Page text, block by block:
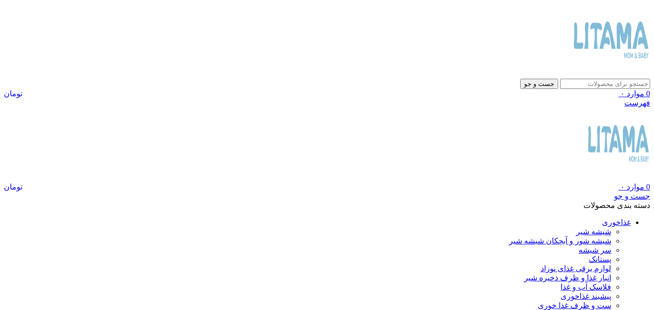
جست و جو
0 موارد ۰
تومان
فهرست
0 موارد ۰
تومان
جست و جو
دسته بندی محصولات
غذاخوری
شیشه شیر
شیشه ‌شور و آبچکان شیشه‌ شیر
سر شیشه
پستانک
لوازم برقی غذای نوزاد
انبار غذا و ظرف ذخیره شیر
فلاسک آب و غذا
پیشبند غذاخوری
ست و ظرف غذا خوری